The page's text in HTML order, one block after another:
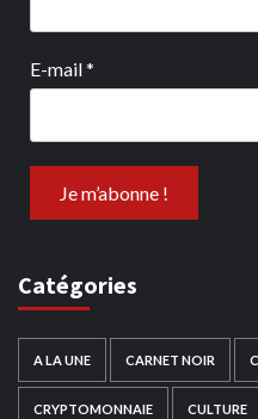
E-mail*
Catégories
A LA UNE CARNET NOIR
CRYPTOMONNAIE CULTURE